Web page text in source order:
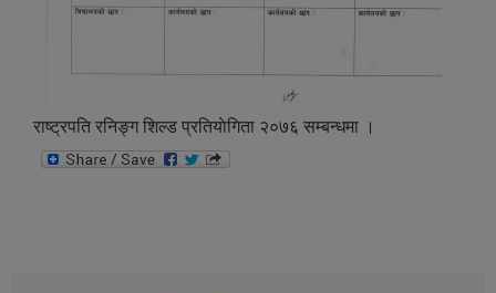
राष्ट्रपति रनिङ्ग शिल्ड प्रतियाेगिता २०७६ सम्बन्धमा ।